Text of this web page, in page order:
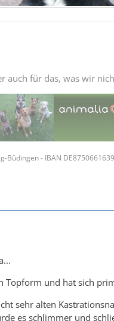
auch für das, was wir
Büdingen - IBAN
Topform und hat sich
sehr alten
es schlimmer und